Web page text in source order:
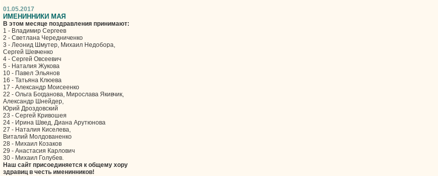
01.05.2017
ИМЕНИННИКИ МАЯ
В этом месяце поздравления принимают:
1 - Владимир Сергеев
2 - Светлана Чередниченко
3 - Леонид Шмутер, Михаил Недобора,
Сергей Шевченко
4 - Сергей Овсеевич
5 - Наталия Жукова
10 - Павел Эльянов
16 - Татьяна Клюева
17 - Александр Моисеенко
22 - Ольга Богданова, Мирослава Якивчик,
Александр Шнейдер,
Юрий Дроздовский
23 - Сергей Кривошея
24 - Ирина Швед, Диана Арутюнова
27 - Наталия Киселева,
Виталий Молдованенко
28 - Михаил Козаков
29 - Анастасия Карлович
30 - Михаил Голубев.
Наш сайт присоединяется к общему хору
здравиц в честь именинников!